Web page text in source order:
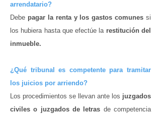
arrendatario?
Debe pagar la renta y los gastos comunes si
los hubiera hasta que efectúe la restitución del
inmueble.
¿Qué tribunal es competente para tramitar
los juicios por arriendo?
Los procedimientos se llevan ante los juzgados
civiles o juzgados de letras de competencia